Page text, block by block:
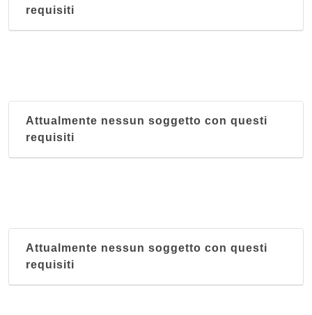
requisiti
Attualmente nessun soggetto con questi
requisiti
Attualmente nessun soggetto con questi
requisiti